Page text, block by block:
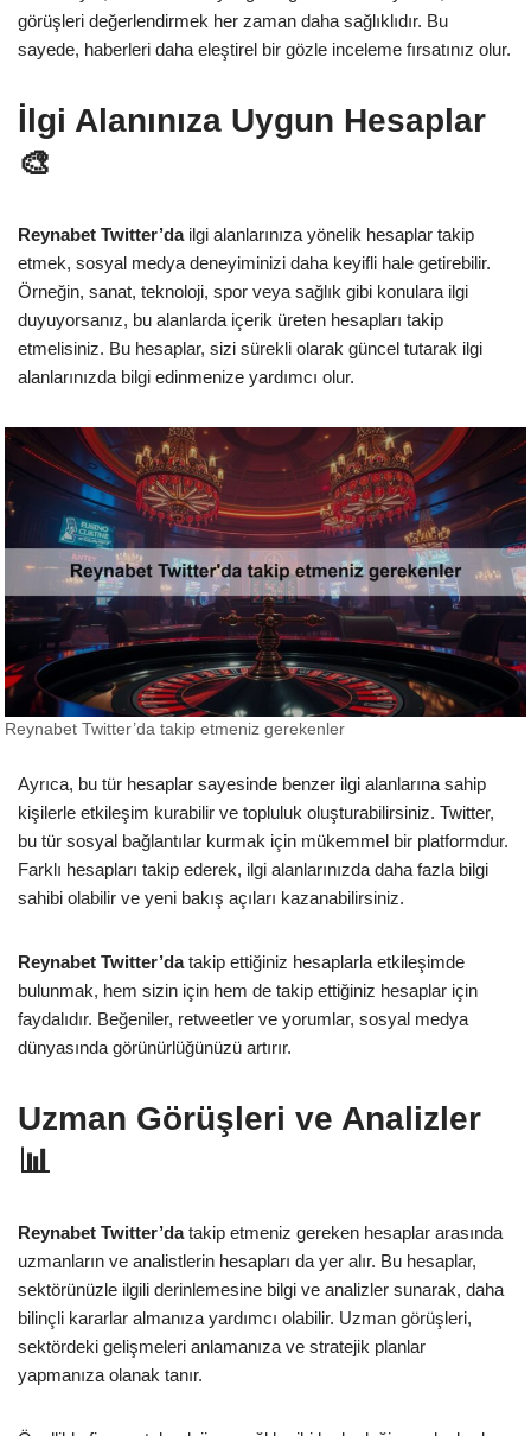
görüşleri değerlendirmek her zaman daha sağlıklıdır. Bu
sayede, haberleri daha eleştirel bir gözle inceleme fırsatınız olur.
İlgi Alanınıza Uygun Hesaplar
🎨
Reynabet Twitter’dailgi alanlarınıza yönelik hesaplar takip
etmek, sosyal medya deneyiminizi daha keyifli hale getirebilir.
Örneğin, sanat, teknoloji, spor veya sağlık gibi konulara ilgi
duyuyorsanız, bu alanlarda içerik üreten hesapları takip
etmelisiniz. Bu hesaplar, sizi sürekli olarak güncel tutarak ilgi
alanlarınızda bilgi edinmenize yardımcı olur.
Reynabet Twitter’da takip etmeniz gerekenler
Ayrıca, bu tür hesaplar sayesinde benzer ilgi alanlarına sahip
kişilerle etkileşim kurabilir ve topluluk oluşturabilirsiniz. Twitter,
bu tür sosyal bağlantılar kurmak için mükemmel bir platformdur.
Farklı hesapları takip ederek, ilgi alanlarınızda daha fazla bilgi
sahibi olabilir ve yeni bakış açıları kazanabilirsiniz.
Reynabet Twitter’datakip ettiğiniz hesaplarla etkileşimde
bulunmak, hem sizin için hem de takip ettiğiniz hesaplar için
faydalıdır. Beğeniler, retweetler ve yorumlar, sosyal medya
dünyasında görünürlüğünüzü artırır.
Uzman Görüşleri ve Analizler
📊
Reynabet Twitter’datakip etmeniz gereken hesaplar arasında
uzmanların ve analistlerin hesapları da yer alır. Bu hesaplar,
sektörünüzle ilgili derinlemesine bilgi ve analizler sunarak, daha
bilinçli kararlar almanıza yardımcı olabilir. Uzman görüşleri,
sektördeki gelişmeleri anlamanıza ve stratejik planlar
yapmanıza olanak tanır.